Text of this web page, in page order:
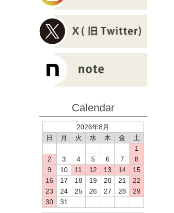
Calendar
2026年8月
日
月 火 水 木 金
土
1
2
3 4 5 6 7
8
9
10 11 12 13 14
15
16
17 18 19 20 21
22
23
24 25 26 27 28
29
30
31